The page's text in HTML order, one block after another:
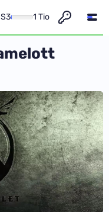
S3 1 Tio